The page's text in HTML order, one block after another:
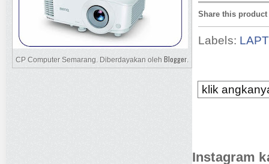
Share this product
Labels:
klik
Instagram
CP Computer Semarang. Diberdayakan oleh Blogger.